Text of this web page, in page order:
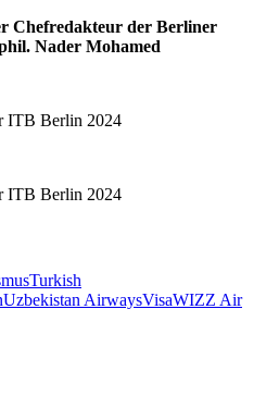
Chefredakteur der Berliner
Nader Mohamed
ITB Berlin 2024
ITB Berlin 2024
Turkish
Uzbekistan AirwaysVisaWIZZ Air